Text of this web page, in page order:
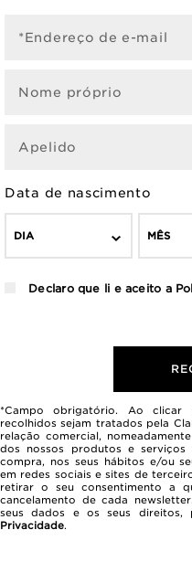
*Endereço de e-mail
Nome próprio
Apelido
Data de nascimento
DIA MÊS
Declaro que li e aceito a
*Campo obrigatório. Ao clicar
recolhidos sejam tratados pela
relação comercial,
dos nossos produtos e
compra, nos seus hábitos e/ou
em redes sociais e sites de
retirar o seu consentimento a
cancelamento de cada
seus dados e os seus direitos,
Privacidade.